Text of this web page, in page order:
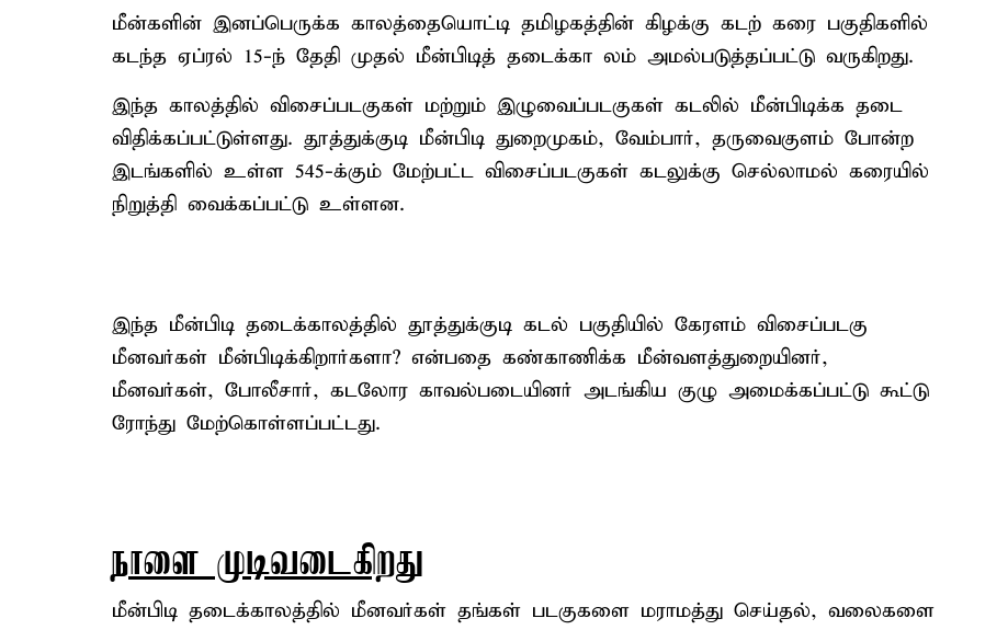
மீன்களின் இனப்பெருக்க காலத்தையொட்டி தமிழகத்தின் கிழக்கு கடற் கரை பகுதிகளில்
கடந்த ஏப்ரல் 15-ந் தேதி முதல் மீன்பிடித் தடைக்கா லம் அமல்படுத்தப்பட்டு வருகிறது.
இந்த காலத்தில் விசைப்படகுகள் மற்றும் இழுவைப்படகுகள் கடலில் மீன்பிடிக்க தடை
விதிக்கப்பட்டுள்ளது. தூத்துக்குடி மீன்பிடி துறைமுகம், வேம்பார், தருவைகுளம் போன்ற
இடங்களில் உள்ள 545-க்கும் மேற்பட்ட விசைப்படகுகள் கடலுக்கு செல்லாமல் கரையில்
நிறுத்தி வைக்கப்பட்டு உள்ளன.
இந்த மீன்பிடி தடைக்காலத்தில் தூத்துக்குடி கடல் பகுதியில் கேரளம் விசைப்படகு
மீனவர்கள் மீன்பிடிக்கிறார்களா? என்பதை கண்காணிக்க மீன்வளத்துறையினர்,
மீனவர்கள், போலீசார், கடலோர காவல்படையினர் அடங்கிய குழு அமைக்கப்பட்டு கூட்டு
ரோந்து மேற்கொள்ளப்பட்டது.
நாளை முடிவடைகிறது
மீன்பிடி தடைக்காலத்தில் மீனவர்கள் தங்கள் படகுகளை மராமத்து செய்தல், வலைகளை